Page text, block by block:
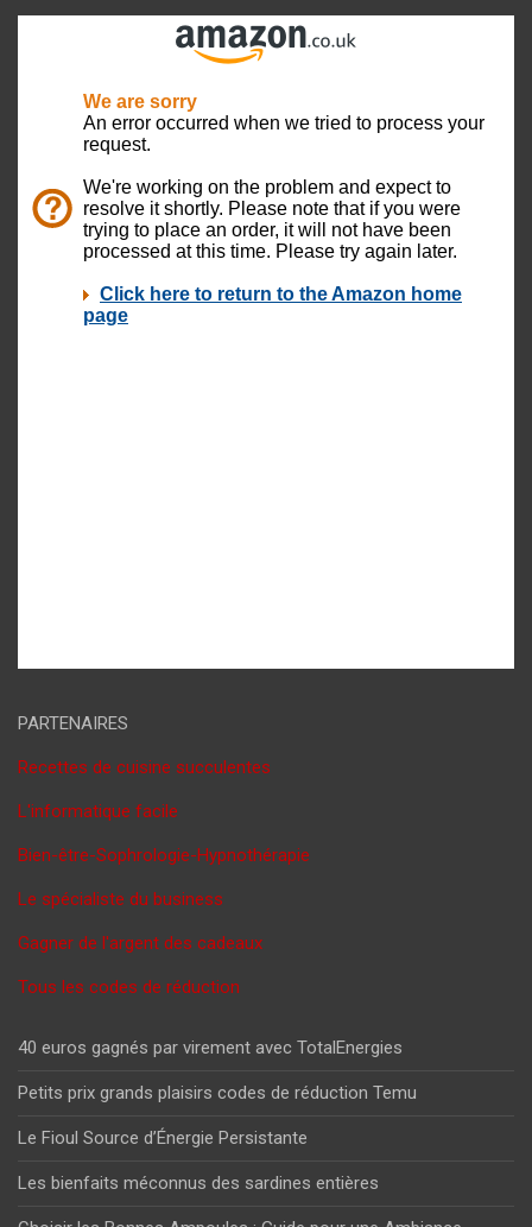
PARTENAIRES
Recettes de cuisine succulentes
L'informatique facile
Bien-être-Sophrologie-Hypnothérapie
Le spécialiste du business
Gagner de l'argent des cadeaux
Tous les codes de réduction
40 euros gagnés par virement avec TotalEnergies
Petits prix grands plaisirs codes de réduction Temu
Le Fioul Source d’Énergie Persistante
Les bienfaits méconnus des sardines entières